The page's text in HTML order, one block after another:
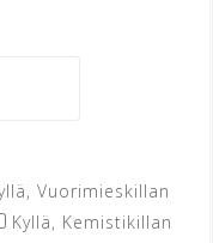
Vuorimieskillan
Kyllä, Kemistikillan